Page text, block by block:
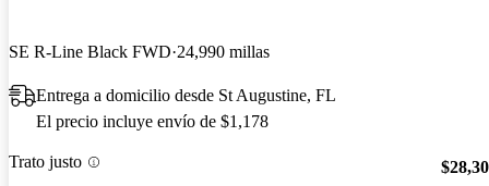
SE R-Line Black FWD 24,990 millas
Entrega a domicilio desde St Augustine, FL
El precio incluye envío de $1,178
Trato justo